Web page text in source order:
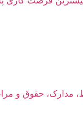
مدارک، حقوق و